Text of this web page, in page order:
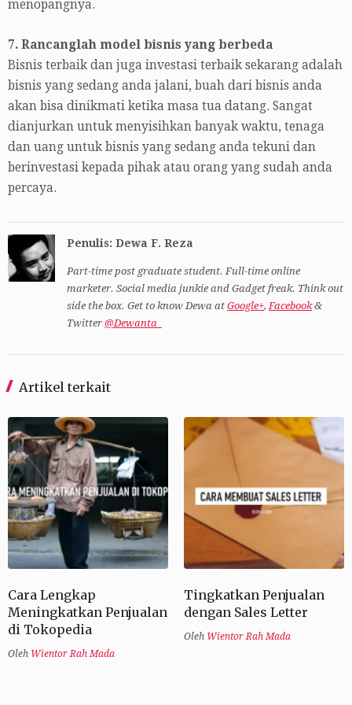
menopangnya.
7. Rancanglah model bisnis yang berbeda
Bisnis terbaik dan juga investasi terbaik sekarang adalah
bisnis yang sedang anda jalani, buah dari bisnis anda
akan bisa dinikmati ketika masa tua datang. Sangat
dianjurkan untuk menyisihkan banyak waktu, tenaga
dan uang untuk bisnis yang sedang anda tekuni dan
berinvestasi kepada pihak atau orang yang sudah anda
percaya.
Penulis: Dewa F. Reza
Part-time post graduate student. Full-time online
marketer. Social media junkie and Gadget freak. Think out
side the box. Get to know Dewa at Google+,Facebook&
Twitter @Dewanta_
Artikel terkait
Cara Lengkap
Meningkatkan Penjualan
di Tokopedia
Oleh Wientor Rah Mada
Tingkatkan Penjualan
dengan Sales Letter
Oleh Wientor Rah Mada